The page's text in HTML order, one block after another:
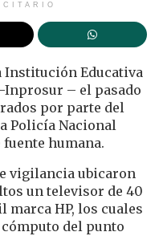
Institución Educativa
– el pasado
por parte del
Policía Nacional
humana.
vigilancia ubicaron
un televisor de 40
marca HP, los cuales
del punto